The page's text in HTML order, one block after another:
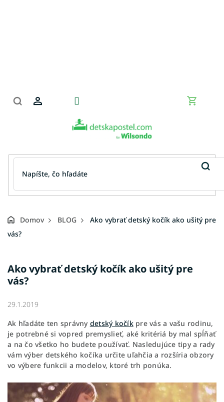
Domov BLOG
Ako vybrať detský kočík ako ušitý pre
vás?
Ako vybrať detský kočík ako ušitý pre
vás?
29.1.2019
Ak hľadáte ten správny detský kočíkpre vás a vašu rodinu,
je potrebné si vopred premyslieť, aké kritériá by mal spĺňať
a na čo všetko ho budete používať. Nasledujúce tipy a rady
vám výber detského kočíka určite uľahčia a rozšíria obzory
vo výbere funkcii a modelov, ktoré trh ponúka.